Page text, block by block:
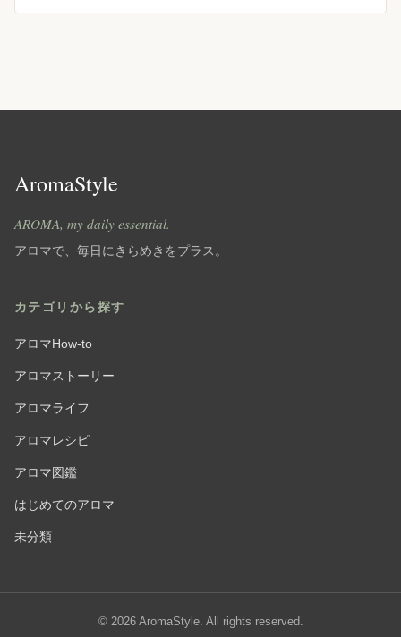
AromaStyle
AROMA, my daily essential.
アロマで、毎日にきらめきをプラス。
カテゴリから探す
アロマHow-to
アロマストーリー
アロマライフ
アロマレシピ
アロマ図鑑
はじめてのアロマ
未分類
© 2026 AromaStyle. All rights reserved.